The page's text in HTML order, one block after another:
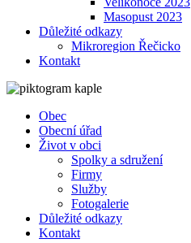
Masopust 2023
Důležité odkazy
Mikroregion Řečicko
Kontakt
Obec
Obecní úřad
Život v obci
Spolky a sdružení
Firmy
Služby
Fotogalerie
Důležité odkazy
Kontakt